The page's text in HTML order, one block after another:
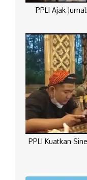
PPLI Ajak
PPLI Kuatkan